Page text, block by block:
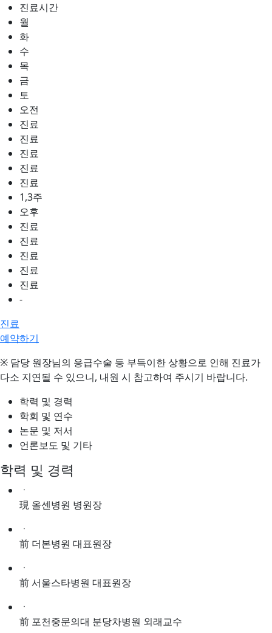
진료시간
월
화
수
목
금
토
오전
진료
진료
진료
진료
진료
1,3주
오후
진료
진료
진료
진료
진료
-
진료
예약하기
※ 담당 원장님의 응급수술 등 부득이한 상황으로 인해 진료가
다소 지연될 수 있으니, 내원 시 참고하여 주시기 바랍니다.
학력 및 경력
학회 및 연수
논문 및 저서
언론보도 및 기타
학력 및 경력
ㆍ
現 올센병원 병원장
ㆍ
前 더본병원 대표원장
ㆍ
前 서울스타병원 대표원장
ㆍ
前 포천중문의대 분당차병원 외래교수